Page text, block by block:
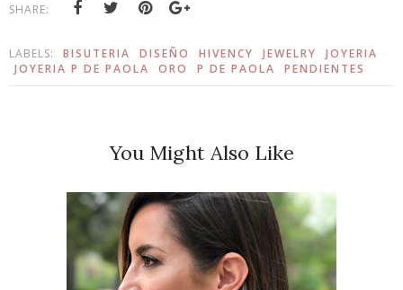
SHARE:
LABELS: BISUTERIA DISEÑO HIVENCY JEWELRY
JOYERIA
JOYERIA P DE PAOLA
ORO P DE PAOLA PENDIENTES
You Might Also Like